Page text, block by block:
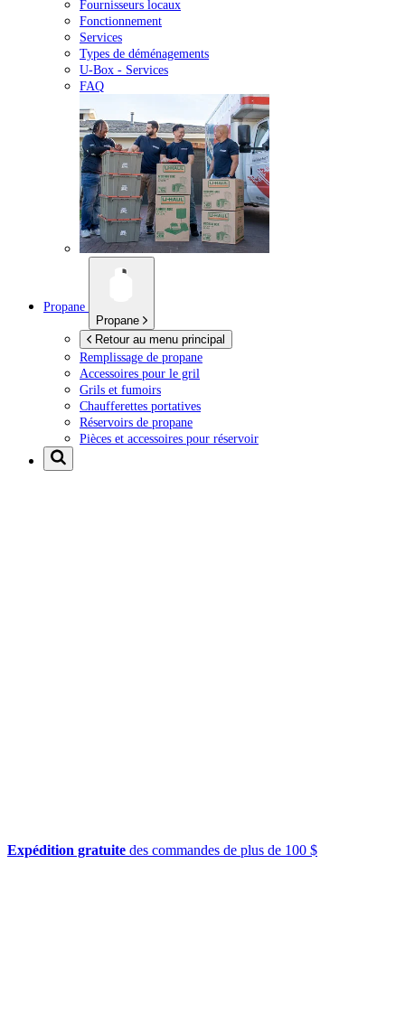
Fournisseurs locaux
Fonctionnement
Services
Types de déménagements
U-Box - Services
FAQ
Propane
Propane
Retour au menu principal
Remplissage de propane
Accessoires pour le gril
Grils et fumoirs
Chaufferettes portatives
Réservoirs de propane
Pièces et accessoires pour réservoir
Expédition gratuite des commandes de plus de 100 $